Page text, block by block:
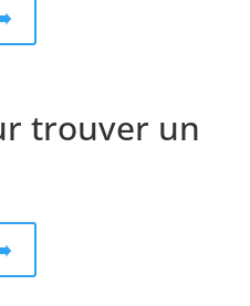
trouver un